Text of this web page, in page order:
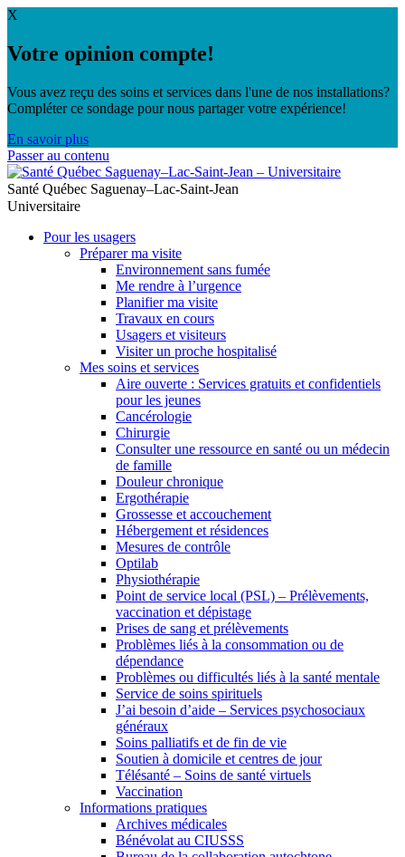
X
Votre opinion compte!
Vous avez reçu des soins et services dans l'une de nos installations?
Compléter ce sondage pour nous partager votre expérience!
En savoir plus
Passer au contenu
Santé Québec Saguenay–Lac-Saint-Jean
Universitaire
Pour les usagers
Préparer ma visite
Environnement sans fumée
Me rendre à l’urgence
Planifier ma visite
Travaux en cours
Usagers et visiteurs
Visiter un proche hospitalisé
Mes soins et services
Aire ouverte : Services gratuits et confidentiels
pour les jeunes
Cancérologie
Chirurgie
Consulter une ressource en santé ou un médecin
de famille
Douleur chronique
Ergothérapie
Grossesse et accouchement
Hébergement et résidences
Mesures de contrôle
Optilab
Physiothérapie
Point de service local (PSL) – Prélèvements,
vaccination et dépistage
Prises de sang et prélèvements
Problèmes liés à la consommation ou de
dépendance
Problèmes ou difficultés liés à la santé mentale
Service de soins spirituels
J’ai besoin d’aide – Services psychosociaux
généraux
Soins palliatifs et de fin de vie
Soutien à domicile et centres de jour
Télésanté – Soins de santé virtuels
Vaccination
Informations pratiques
Archives médicales
Bénévolat au CIUSSS